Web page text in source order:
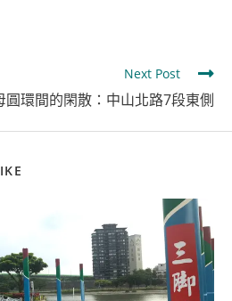
Next Post
圓環間的閑散：中山北路7段東側